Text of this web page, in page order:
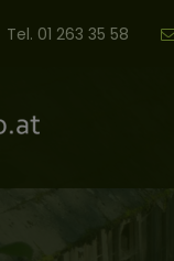
Tel. 01 263 35 58